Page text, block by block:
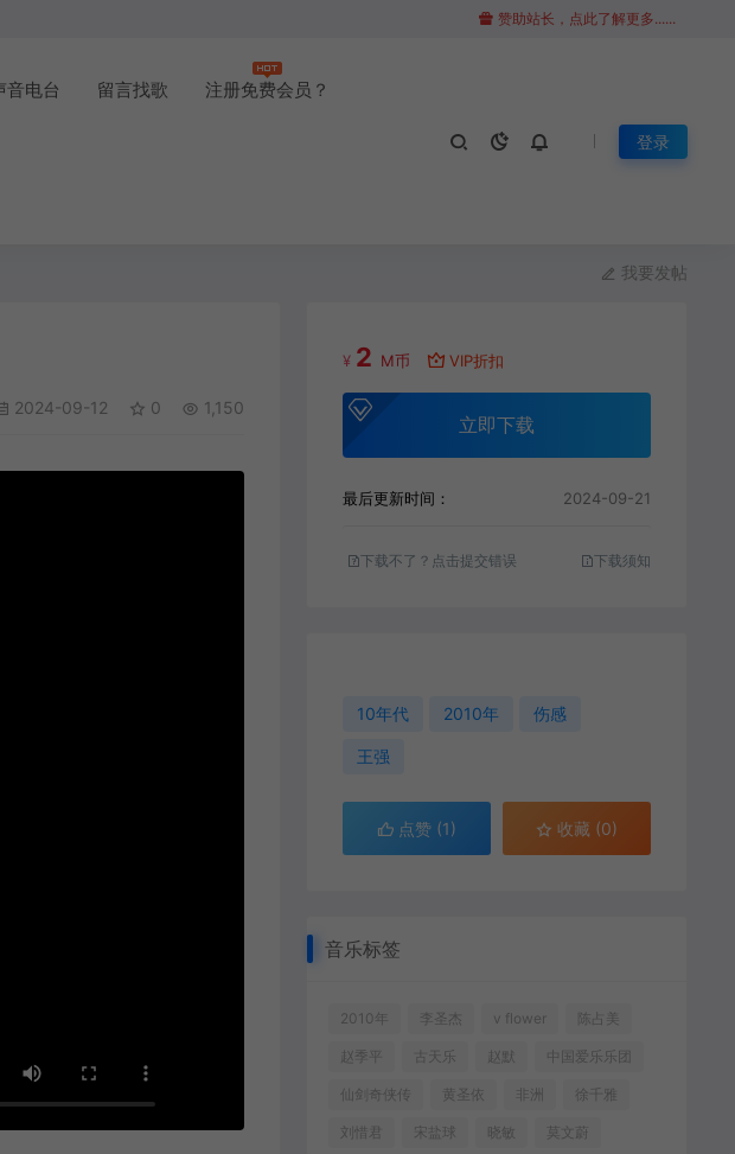
赞助站长，点此了解更多......
音电台 留言找歌 注册免费会员？
登录
我要发帖
2024-09-12 0 1,150
¥ 2 M币 VIP折扣
立即下载
最后更新时间： 2024-09-21
下载不了？点击提交错误 下载须知
10年代 2010年 伤感
王强
点赞 (1) 收藏 (0)
音乐标签
2010年 李圣杰 v flower 陈占美
赵季平 古天乐 赵默 中国爱乐乐团
仙剑奇侠传 黄圣依 非洲 徐千雅
刘惜君 宋盐球 晓敏 莫文蔚